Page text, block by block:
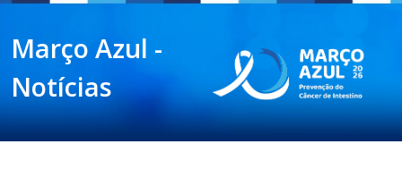
Março Azul -
Notícias